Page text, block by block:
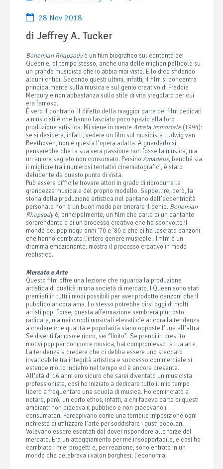
28 Nov 2018
di Jeffrey A. Tucker
Bohemian Rhapsodyè un film biografico sul cantante dei
Queen e, al tempo stesso, anche una delle migliori pellicole su
un grande musicista che io abbia mai visto. E lo dico sfidando
alcuni critici. Secondo questi ultimi, infatti, il film si concentra
principalmente sulla musica e sul genio creativo di Freddie
Mercury e non abbastanza sullo stile di vita sregolato per cui
era famoso.
È vero il contrario. Il difetto della maggior parte dei film dedicati
a musicisti è che hanno lasciato poco spazio alla loro
produzione artistica. Mi viene in menteAmata immortale (1994):
se si desidera, infatti, vedere un film sul musicista Ludwig van
Beethoven, non è questa l’opera adatta. A guardarlo si
penserebbe che la sua vera passione non fosse la musica, ma
un amore segreto non consumato. PersinoAmadeus, benché sia
il migliore tra i numerosi tentativi cinematografici, è stato
deludente da questo punto di vista.
Può essere difficile trovare attori in grado di riprodurre la
grandezza musicale del proprio modello. Seppellire, però, la
storia della produzione artistica nel pantano dell’eccentricità
personale non è un buon modo per onorare il genio. Bohemian
Rhapsodyè, principalmente, un film che parla di un cantante
sorprendente e di un processo creativo che ha sconvolto il
mondo del pop negli anni ’70 e ’80 e che ci ha lasciato canzoni
che hanno cambiato l’intero genere musicale. Il film è un
dramma emozionante: mostra il processo creativo in modo
realistico.
Mercato e Arte
Questo film offre una lezione che riguarda la produzione
artistica di qualità in una società di mercato. I Queen sono stati
premiati in tutti i modi possibili per aver prodotto canzoni che il
pubblico ancora ama. Lo stesso potrebbe dirsi oggi di molti
artisti pop. Forse, questa affermazione sembrerà piuttosto
radicale, ma nei circoli musicali elevati c’è ancora la tendenza
a credere che qualità e popolarità siano opposte l’una all’altra.
Se diventi famoso e ricco, sei “finito”. Se prendi in prestito
motivi pop per comporre musica, hai compromesso la tua arte.
La tendenza a credere che ci debba essere uno steccato
invalicabile tra integrità artistica e successo commerciale si
estende molto indietro nel tempo ed è ancora presente.
All’età di 16 anni ero sicuro che sarei diventato un musicista
professionista, così ho iniziato a dedicare tutto il mio tempo
libero a frequentare una scuola di musica. Ho cominciato a
notare, però, un certo ethos; infatti, a chi faceva parte di questi
ambienti non piaceva il pubblico e non piacevano i
consumatori. Percepivano come una terribile imposizione ogni
richiesta di utilizzare l’arte per soddisfare i gusti popolari.
Volevano essere esentati dal dover rispondere alle forze del
mercato. Era un atteggiamento per me insopportabile, e così ho
cambiato i miei progetti e, per reazione, sono entrato in un
mondo che celebrava i valori borghesi: l’economia.